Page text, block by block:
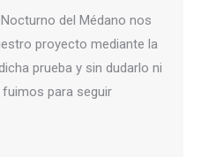
del Médano nos
proyecto mediante la
prueba y sin dudarlo ni
para seguir